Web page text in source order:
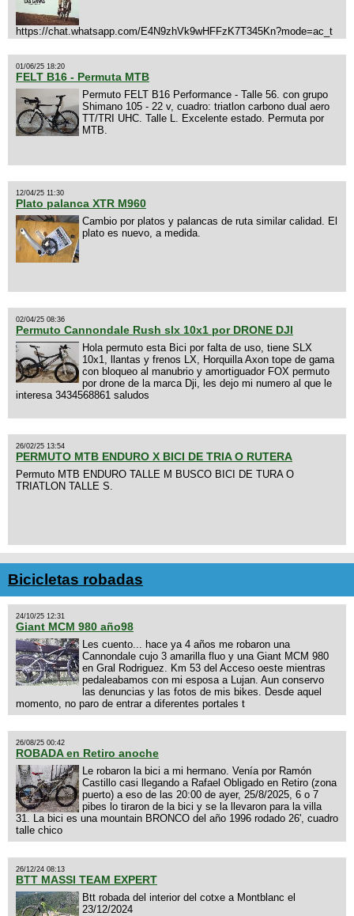
https://chat.whatsapp.com/E4N9zhVk9wHFFzK7T345Kn?mode=ac_t
01/06/25 18:20
FELT B16 - Permuta MTB
Permuto FELT B16 Performance - Talle 56. con grupo
Shimano 105 - 22 v, cuadro: triatlon carbono dual aero
TT/TRI UHC. Talle L. Excelente estado. Permuta por
MTB.
12/04/25 11:30
Plato palanca XTR M960
Cambio por platos y palancas de ruta similar calidad. El
plato es nuevo, a medida.
02/04/25 08:36
Permuto Cannondale Rush slx 10x1 por DRONE DJI
Hola permuto esta Bici por falta de uso, tiene SLX
10x1, llantas y frenos LX, Horquilla Axon tope de gama
con bloqueo al manubrio y amortiguador FOX permuto
por drone de la marca Dji, les dejo mi numero al que le
interesa 3434568861 saludos
26/02/25 13:54
PERMUTO MTB ENDURO X BICI DE TRIA O RUTERA
Permuto MTB ENDURO TALLE M BUSCO BICI DE TURA O
TRIATLON TALLE S.
Bicicletas robadas
24/10/25 12:31
Giant MCM 980 año98
Les cuento... hace ya 4 años me robaron una
Cannondale cujo 3 amarilla fluo y una Giant MCM 980
en Gral Rodriguez. Km 53 del Acceso oeste mientras
pedaleabamos con mi esposa a Lujan. Aun conservo
las denuncias y las fotos de mis bikes. Desde aquel
momento, no paro de entrar a diferentes portales t
26/08/25 00:42
ROBADA en Retiro anoche
Le robaron la bici a mi hermano. Venía por Ramón
Castillo casi llegando a Rafael Obligado en Retiro (zona
puerto) a eso de las 20:00 de ayer, 25/8/2025, 6 o 7
pibes lo tiraron de la bici y se la llevaron para la villa
31. La bici es una mountain BRONCO del año 1996 rodado 26', cuadro
talle chico
26/12/24 08:13
BTT MASSI TEAM EXPERT
Btt robada del interior del cotxe a Montblanc el
23/12/2024